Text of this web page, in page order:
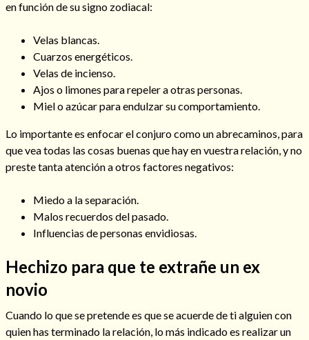
en función de su signo zodiacal:
Velas blancas.
Cuarzos energéticos.
Velas de incienso.
Ajos o limones para repeler a otras personas.
Miel o azúcar para endulzar su comportamiento.
Lo importante es enfocar el conjuro como un abrecaminos, para
que vea todas las cosas buenas que hay en vuestra relación, y no
preste tanta atención a otros factores negativos:
Miedo a la separación.
Malos recuerdos del pasado.
Influencias de personas envidiosas.
Hechizo para que te extrañe un ex
novio
Cuando lo que se pretende es que se acuerde de ti alguien con
quien has terminado la relación, lo más indicado es realizar un